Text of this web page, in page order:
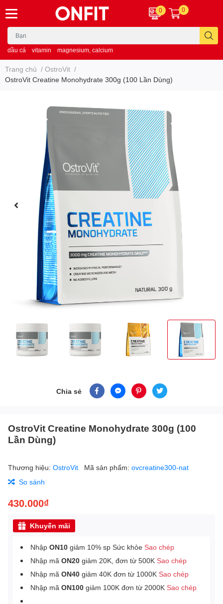
dầu cá vitamin magnesium, calcium
0 0
Trang chủ / OstroVit /
OstroVit Creatine Monohydrate 300g (100 Lần Dùng)
Chia sẻ
OstroVit Creatine Monohydrate 300g (100
Lần Dùng)
Thương hiệu: OstroVit Mã sản phẩm: ovcreatine300-nat
So sánh
430.000₫
Khuyến mãi
Nhập ON10 giảm 10% sp Sức khỏe Sao chép
Nhập mã ON20 giảm 20K, đơn từ 500K Sao chép
Nhập mã ON40 giảm 40K đơn từ 1000K Sao chép
Nhập mã ON100 giảm 100K đơn từ 2000K Sao chép